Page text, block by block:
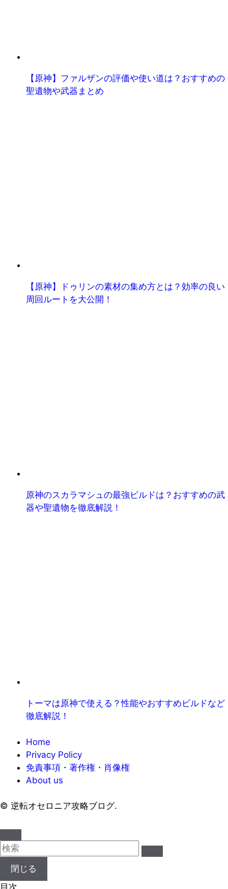
【原神】ファルザンの評価や使い道は？おすすめの
聖遺物や武器まとめ
【原神】ドゥリンの素材の集め方とは？効率の良い
周回ルートを大公開！
原神のスカラマシュの最強ビルドは？おすすめの武
器や聖遺物を徹底解説！
トーマは原神で使える？性能やおすすめビルドなど
徹底解説！
Home
Privacy Policy
免責事項・著作権・肖像権
About us
© 逆転オセロニア攻略ブログ.
閉じる
目次